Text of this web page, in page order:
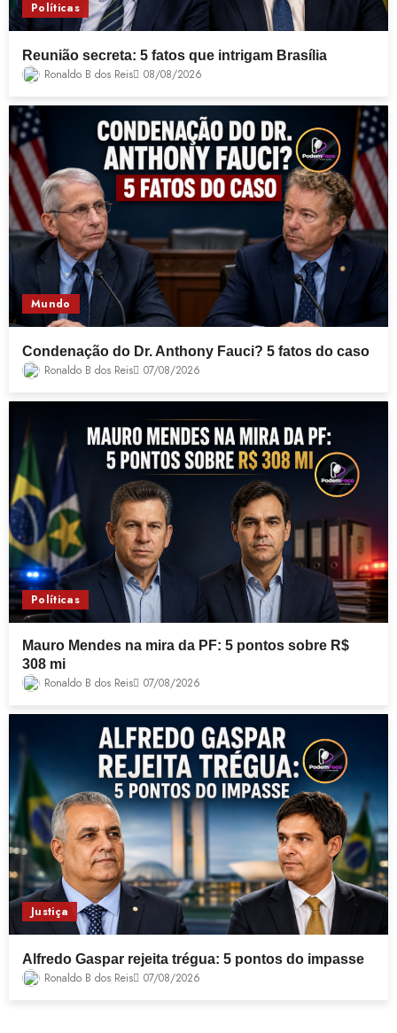
Políticas
Reunião secreta: 5 fatos que intrigam Brasília
Ronaldo B dos Reis 08/08/2026
Mundo
Condenação do Dr. Anthony Fauci? 5 fatos do caso
Ronaldo B dos Reis 07/08/2026
Políticas
Mauro Mendes na mira da PF: 5 pontos sobre R$
308 mi
Ronaldo B dos Reis 07/08/2026
Justiça
Alfredo Gaspar rejeita trégua: 5 pontos do impasse
Ronaldo B dos Reis 07/08/2026